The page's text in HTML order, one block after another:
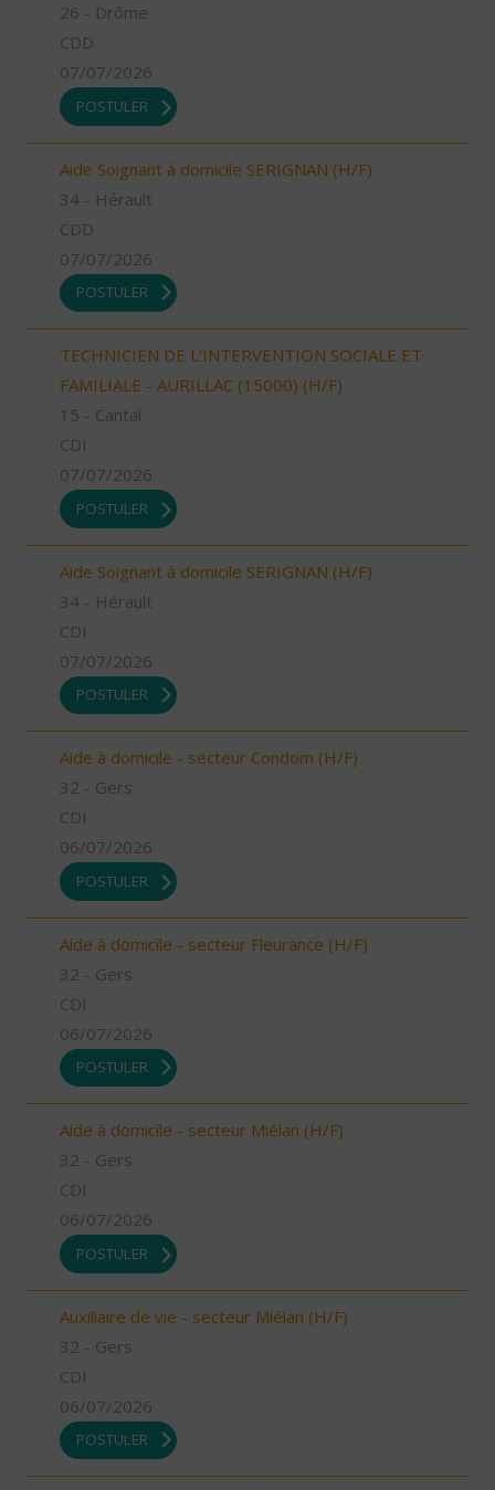
26 - Drôme
CDD
07/07/2026
POSTULER
Aide Soignant à domicile SERIGNAN (H/F)
34 - Hérault
CDD
07/07/2026
POSTULER
TECHNICIEN DE L'INTERVENTION SOCIALE ET
FAMILIALE - AURILLAC (15000) (H/F)
15 - Cantal
CDI
07/07/2026
POSTULER
Aide Soignant à domicile SERIGNAN (H/F)
34 - Hérault
CDI
07/07/2026
POSTULER
Aide à domicile - secteur Condom (H/F)
32 - Gers
CDI
06/07/2026
POSTULER
Aide à domicile - secteur Fleurance (H/F)
32 - Gers
CDI
06/07/2026
POSTULER
Aide à domicile - secteur Miélan (H/F)
32 - Gers
CDI
06/07/2026
POSTULER
Auxiliaire de vie - secteur Miélan (H/F)
32 - Gers
CDI
06/07/2026
POSTULER